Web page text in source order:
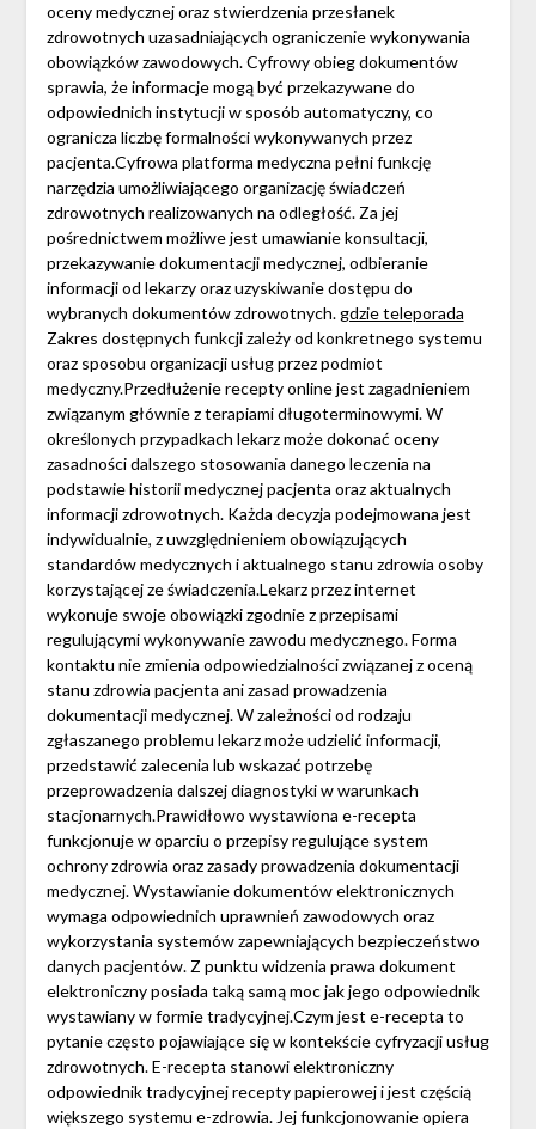
oceny medycznej oraz stwierdzenia przesłanek
zdrowotnych uzasadniających ograniczenie wykonywania
obowiązków zawodowych. Cyfrowy obieg dokumentów
sprawia, że informacje mogą być przekazywane do
odpowiednich instytucji w sposób automatyczny, co
ogranicza liczbę formalności wykonywanych przez
pacjenta.Cyfrowa platforma medyczna pełni funkcję
narzędzia umożliwiającego organizację świadczeń
zdrowotnych realizowanych na odległość. Za jej
pośrednictwem możliwe jest umawianie konsultacji,
przekazywanie dokumentacji medycznej, odbieranie
informacji od lekarzy oraz uzyskiwanie dostępu do
wybranych dokumentów zdrowotnych.gdzie teleporada
Zakres dostępnych funkcji zależy od konkretnego systemu
oraz sposobu organizacji usług przez podmiot
medyczny.Przedłużenie recepty online jest zagadnieniem
związanym głównie z terapiami długoterminowymi. W
określonych przypadkach lekarz może dokonać oceny
zasadności dalszego stosowania danego leczenia na
podstawie historii medycznej pacjenta oraz aktualnych
informacji zdrowotnych. Każda decyzja podejmowana jest
indywidualnie, z uwzględnieniem obowiązujących
standardów medycznych i aktualnego stanu zdrowia osoby
korzystającej ze świadczenia.Lekarz przez internet
wykonuje swoje obowiązki zgodnie z przepisami
regulującymi wykonywanie zawodu medycznego. Forma
kontaktu nie zmienia odpowiedzialności związanej z oceną
stanu zdrowia pacjenta ani zasad prowadzenia
dokumentacji medycznej. W zależności od rodzaju
zgłaszanego problemu lekarz może udzielić informacji,
przedstawić zalecenia lub wskazać potrzebę
przeprowadzenia dalszej diagnostyki w warunkach
stacjonarnych.Prawidłowo wystawiona e-recepta
funkcjonuje w oparciu o przepisy regulujące system
ochrony zdrowia oraz zasady prowadzenia dokumentacji
medycznej. Wystawianie dokumentów elektronicznych
wymaga odpowiednich uprawnień zawodowych oraz
wykorzystania systemów zapewniających bezpieczeństwo
danych pacjentów. Z punktu widzenia prawa dokument
elektroniczny posiada taką samą moc jak jego odpowiednik
wystawiany w formie tradycyjnej.Czym jest e-recepta to
pytanie często pojawiające się w kontekście cyfryzacji usług
zdrowotnych. E-recepta stanowi elektroniczny
odpowiednik tradycyjnej recepty papierowej i jest częścią
większego systemu e-zdrowia. Jej funkcjonowanie opiera